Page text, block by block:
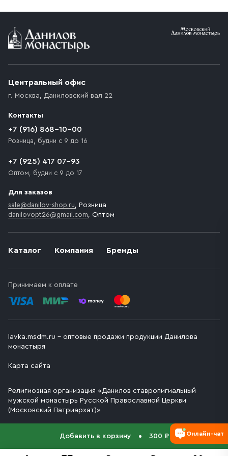
Добавить в корзину 300 ₽
Условия доставки
возникают препятствия для подъезда автомобиля,
которое максимально близко к месту запланированной
движения. Если на территории места назначения
доставки предусмотрен платный въезд, то Покупателю
необходимо компенсировать стоимость въезда
Каталог Компания Бренды
Принимаем к оплате
Центральный офис
г. Москва, Даниловский вал 22
Контакты
+7 (916) 868-10-00
Розница, будни с 9 до 16
+7 (925) 417 07-93
Оптом, будни с 9 до 17
Для заказов
sale@danilov-shop.ru, Розница
danilovopt26@gmail.com, Оптом
lavka.msdm.ru – оптовые продажи продукции Данилова
монастыря
Карта сайта
Религиозная организация «Данилов ставропигиальный
мужской монастырь Русской Православной Церкви
(Московский Патриархат)»
Онлайн-чат